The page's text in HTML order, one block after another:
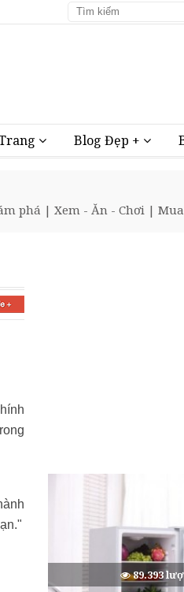
Blog Đẹp +
phá | Xem - Ăn - Chơi |
89.393